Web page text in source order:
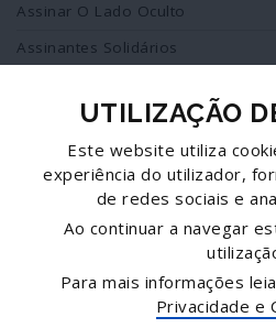
Assinar O Lado Oculto
Assinantes Solidários
Redes Sociais
Siga-nos no facebook
Twitter
UTILIZAÇÃO
Este website utiliza
experiência do utilizador,
de redes sociais e
Ao continuar a navegar
Para mais informações
Privacidade e